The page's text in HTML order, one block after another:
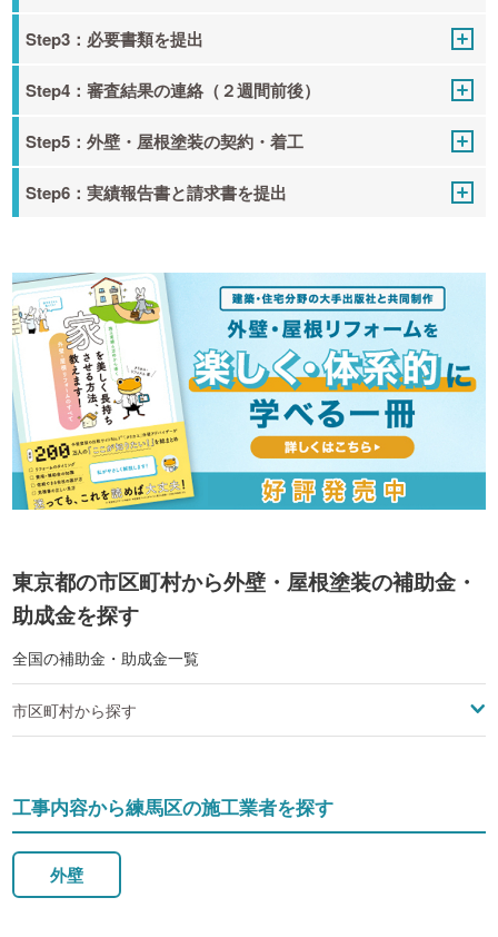
Step3：必要書類を提出
Step4：審査結果の連絡（２週間前後）
Step5：外壁・屋根塗装の契約・着工
Step6：実績報告書と請求書を提出
東京都の市区町村から外壁・屋根塗装の補助金・
助成金を探す
全国の補助金・助成金一覧
市区町村から探す
工事内容から練馬区の施工業者を探す
外壁